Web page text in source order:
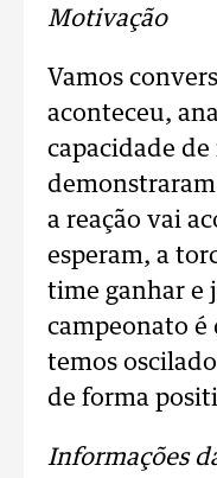
Motivação
Vamos
aconteceu,
capacidade
a reação vai
esperam, a
time ganhar e
campeonato é
temos
de forma
Informações